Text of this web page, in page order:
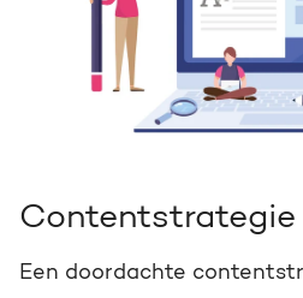
Contentstrategie
Een doordachte